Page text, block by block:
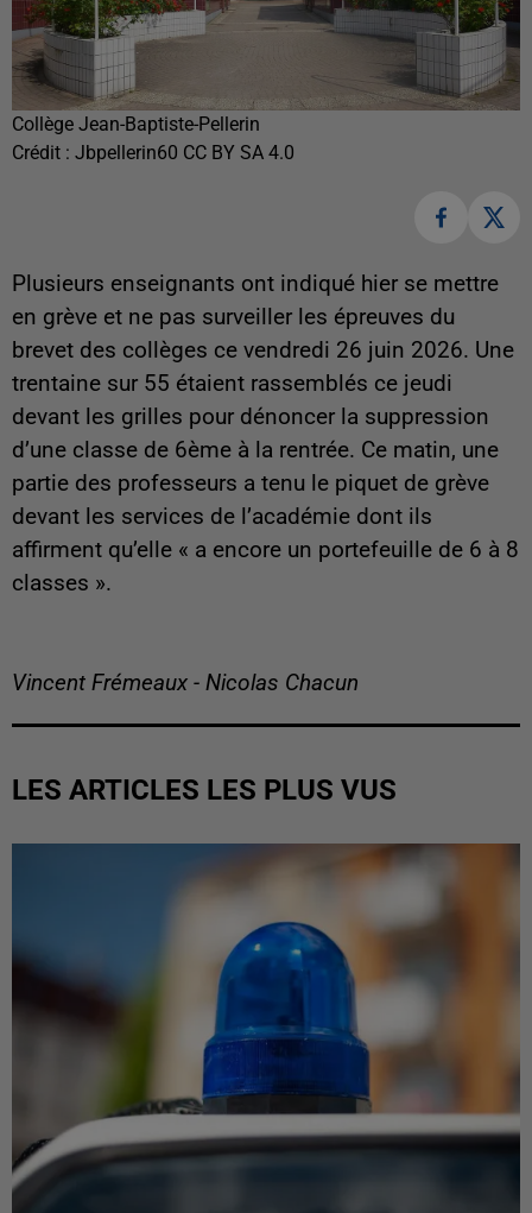
Collège Jean-Baptiste-Pellerin
Crédit : Jbpellerin60 CC BY SA 4.0
Plusieurs enseignants ont indiqué hier se mettre
en grève et ne pas surveiller les épreuves du
brevet des collèges ce vendredi 26 juin 2026. Une
trentaine sur 55 étaient rassemblés ce jeudi
devant les grilles pour dénoncer la suppression
d’une classe de 6ème à la rentrée. Ce matin, une
partie des professeurs a tenu le piquet de grève
devant les services de l’académie dont ils
affirment qu’elle « a encore un portefeuille de 6 à 8
classes ».
Vincent Frémeaux - Nicolas Chacun
LES ARTICLES LES PLUS VUS